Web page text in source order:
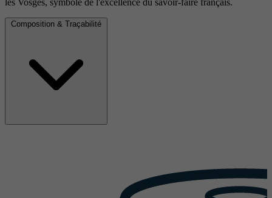
les Vosges, symbole de l'excellence du savoir-faire français.
Composition & Traçabilité